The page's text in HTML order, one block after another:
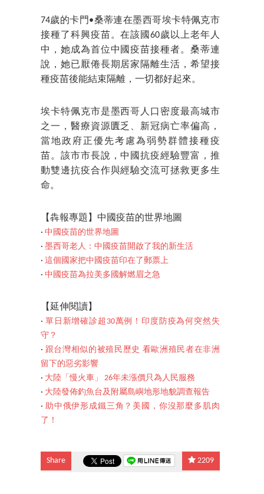
74歲的卡門•桑蒂連在墨西哥埃卡特佩克市
接種了科興疫苗。在該國60歲以上老年人
中，她成為首位中國疫苗接種者。桑蒂連
說，她已厭倦長期居家隔離生活，希望接
種疫苗後能結束隔離，一切都好起來。
埃卡特佩克市是墨西哥人口密度最高城市
之一，醫療資源匱乏、新冠病亡率偏高，
當地政府正優先考慮為弱勢群體接種疫
苗。該市市長說，中國抗疫經驗豐富，推
動雙邊抗疫合作與經驗交流可拯救更多生
命。
【犇報專題】中國疫苗的世界地圖
‧ 中國疫苗的世界地圖
‧ 墨西哥老人：中國疫苗開啟了我的新生活
‧ 這個國家把中國疫苗印在了郵票上
‧ 中國疫苗為拉美多國解燃眉之急
【延伸閱讀】
‧ 單日新增確診超30萬例！印度防疫為何突然失
守？
‧ 跟台灣相似的被殖民歷史 看歐洲殖民者在非洲
留下的惡劣影響
‧ 大陸「慢火車」 26年未漲價只為人民服務
‧ 大陸發佈釣魚台及附屬島嶼地形地貌調查報告
‧ 助中俄伊形成鐵三角？美國，你沒那麼多肌肉
了！
Share 2209